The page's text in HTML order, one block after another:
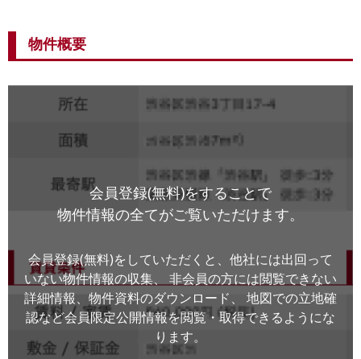
物件概要
会員登録(無料)をすることで
物件情報の全てがご覧いただけます。
会員登録(無料)をしていただくと、他社には出回って
いない物件情報の収集、
非会員の方には閲覧できない
詳細情報、物件資料のダウンロード、
地図での立地確
認など会員限定公開情報を閲覧・取得できるようにな
ります。